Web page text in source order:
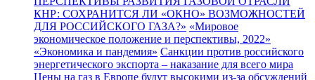
КНР: СОХРАНИТСЯ ЛИ «ОКНО» ВОЗМОЖНОСТЕЙ
ДЛЯ РОССИЙСКОГО ГАЗА?» «Мировое
экономическое положение и перспективы, 2022»
«Экономика и пандемия» Санкции против российского
энергетического экспорта – наказание для всего мира
Цены на газ в Европе будут высокими из-за обсуждений